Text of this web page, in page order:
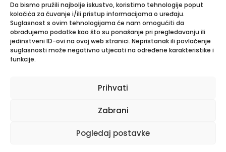
Da bismo pružili najbolje iskustvo, koristimo tehnologije poput
kolačića za čuvanje i/ili pristup informacijama o uređaju.
Suglasnost s ovim tehnologijama će nam omogućiti da
obrađujemo podatke kao što su ponašanje pri pregledavanju ili
jedinstveni ID-ovi na ovoj web stranici. Nepristanak ili povlačenje
suglasnosti može negativno utjecati na određene karakteristike i
funkcije.
Prihvati
Zabrani
Pogledaj postavke
Savjetovanje sa zainteresiranom javnošću –
Pravilnik o provedbi postupaka jednostavne
nabave
POZIV na testiranje kandidata prijavljenih na
natječaj
NATJEČAJ ZA UPIS UČENIKA U I. RAZRED SREDNJE
Najnoviji komentari